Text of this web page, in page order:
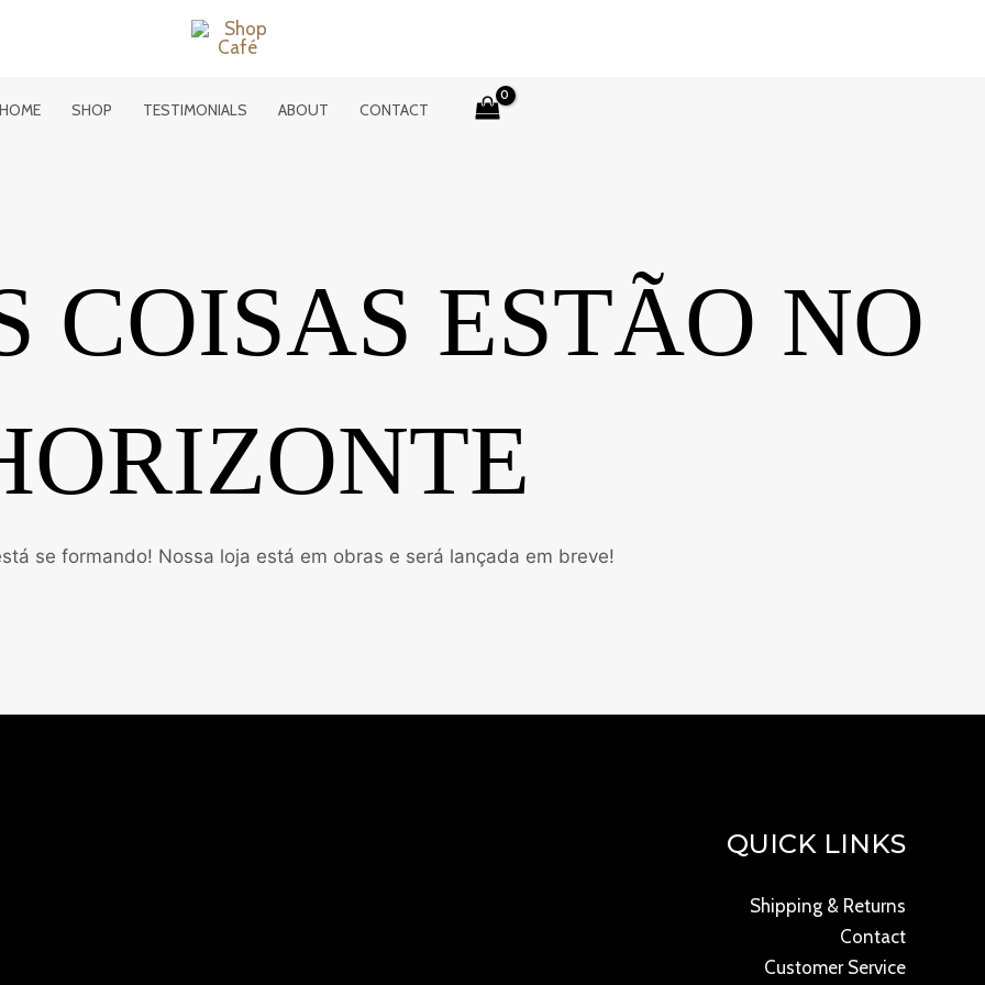
HOME SHOP TESTIMONIALS ABOUT CONTACT
COISAS ESTÃO NO
se formando! Nossa loja está em obras e será lançada em breve!
QUICK LINKS
Shipping & Returns
Contact
Customer Service